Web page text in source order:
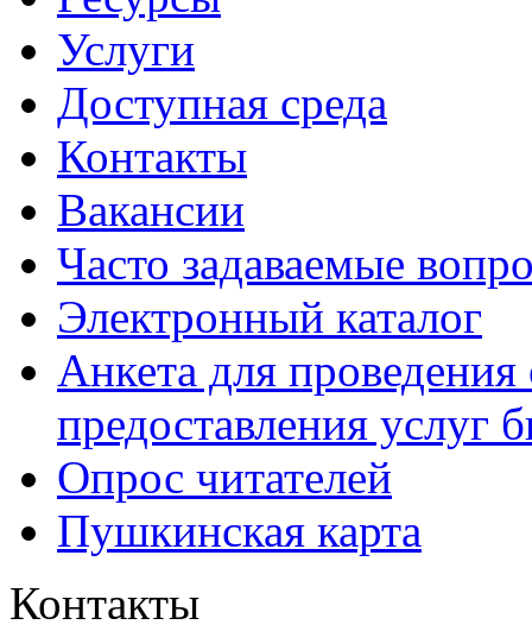
Услуги
Доступная среда
Контакты
Вакансии
Часто задаваемые
Электронный каталог
Анкета для проведения
предоставления услуг
Опрос читателей
Пушкинская карта
Контакты